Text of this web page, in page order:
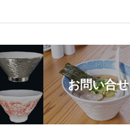
お問い合せ